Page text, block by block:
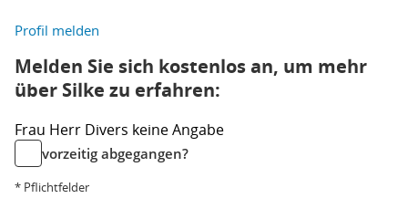
Profil melden
Melden Sie sich kostenlos an, um mehr
über Silke zu erfahren:
Frau Herr Divers keine Angabe
vorzeitig abgegangen?
* Pflichtfelder